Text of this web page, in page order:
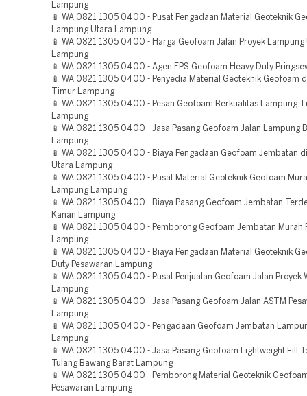
Lampung
📱 WA 0821 1305 0400 - Pusat Pengadaan Material Geoteknik
Lampung Utara Lampung
📱 WA 0821 1305 0400 - Harga Geofoam Jalan Proyek Lampung
Lampung
📱 WA 0821 1305 0400 - Agen EPS Geofoam Heavy Duty
📱 WA 0821 1305 0400 - Penyedia Material Geoteknik Geofoam
Timur Lampung
📱 WA 0821 1305 0400 - Pesan Geofoam Berkualitas Lampung
Lampung
📱 WA 0821 1305 0400 - Jasa Pasang Geofoam Jalan Lampung
Lampung
📱 WA 0821 1305 0400 - Biaya Pengadaan Geofoam Jembatan
Utara Lampung
📱 WA 0821 1305 0400 - Pusat Material Geoteknik Geofoam
Lampung Lampung
📱 WA 0821 1305 0400 - Biaya Pasang Geofoam Jembatan
Kanan Lampung
📱 WA 0821 1305 0400 - Pemborong Geofoam Jembatan Murah
Lampung
📱 WA 0821 1305 0400 - Biaya Pengadaan Material Geoteknik
Duty Pesawaran Lampung
📱 WA 0821 1305 0400 - Pusat Penjualan Geofoam Jalan Proyek
Lampung
📱 WA 0821 1305 0400 - Jasa Pasang Geofoam Jalan ASTM
Lampung
📱 WA 0821 1305 0400 - Pengadaan Geofoam Jembatan
Lampung
📱 WA 0821 1305 0400 - Jasa Pasang Geofoam Lightweight Fill
Tulang Bawang Barat Lampung
📱 WA 0821 1305 0400 - Pemborong Material Geoteknik
Pesawaran Lampung